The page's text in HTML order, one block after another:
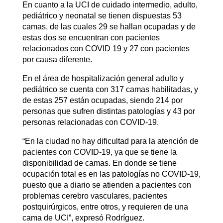
En cuanto a la UCI de cuidado intermedio, adulto,
pediátrico y neonatal se tienen dispuestas 53
camas, de las cuales 29 se hallan ocupadas y de
estas dos se encuentran con pacientes
relacionados con COVID 19 y 27 con pacientes
por causa diferente.
En el área de hospitalización general adulto y
pediátrico se cuenta con 317 camas habilitadas, y
de estas 257 están ocupadas, siendo 214 por
personas que sufren distintas patologías y 43 por
personas relacionadas con COVID-19.
“En la ciudad no hay dificultad para la atención de
pacientes con COVID-19, ya que se tiene la
disponibilidad de camas. En donde se tiene
ocupación total es en las patologías no COVID-19,
puesto que a diario se atienden a pacientes con
problemas cerebro vasculares, pacientes
postquirúrgicos, entre otros, y requieren de una
cama de UCI”, expresó Rodríguez.